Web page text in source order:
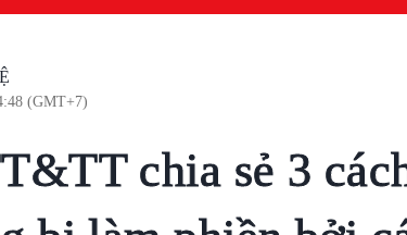
(GMT+7)
chia sẻ 3